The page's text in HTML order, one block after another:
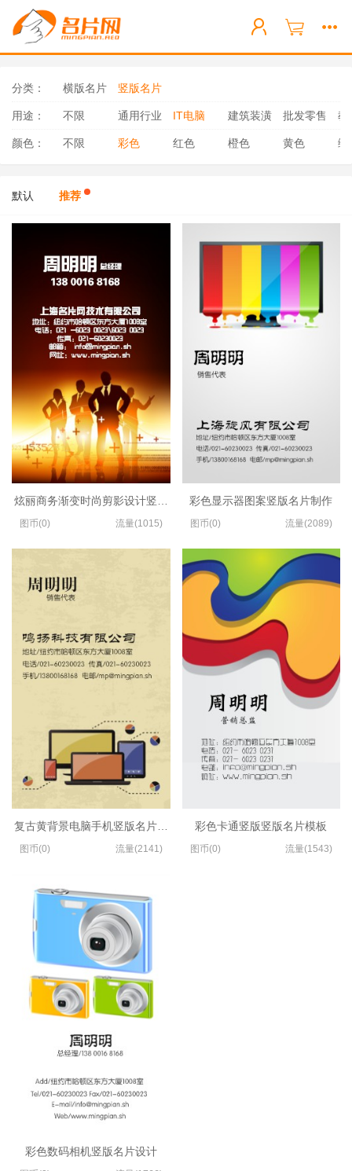
分类： 横版名片 竖版名片
用途： 不限 通用行业 IT电脑 建筑装潢 批发零售 教
颜色： 不限 彩色 红色 橙色 黄色 绿
默认 推荐
炫丽商务渐变时尚剪影设计竖版名片制作
图币(0) 流量(1015)
复古黄背景电脑手机竖版名片模板
图币(0) 流量(2141)
彩色数码相机竖版名片设计
彩色显示器图案竖版名片制作
图币(0) 流量(2089)
彩色卡通竖版竖版名片模板
图币(0) 流量(1543)